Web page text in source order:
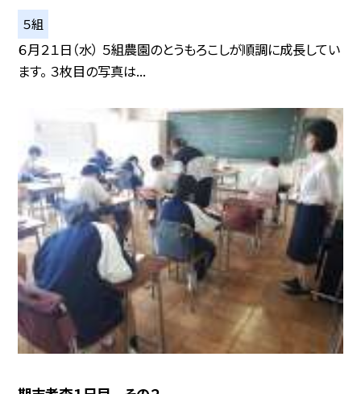
５組
６月２１日（水） ５組農園のとうもろこしが順調に成長してい
ます。 ３枚目の写真は...